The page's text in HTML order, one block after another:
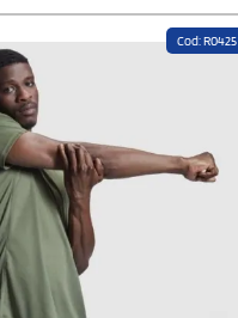
Cod: R0425